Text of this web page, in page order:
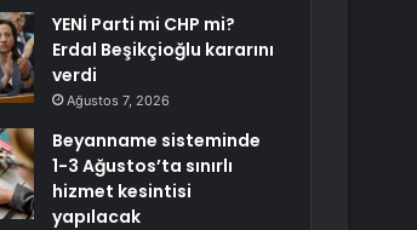
YENİ Parti mi CHP mi?
Erdal Beşikçioğlu kararını
verdi
Ağustos 7, 2026
Beyanname sisteminde
1-3 Ağustos’ta sınırlı
hizmet kesintisi
yapılacak